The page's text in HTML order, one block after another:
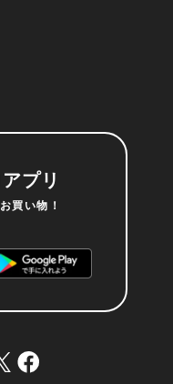
プリ
買い物！
facebook